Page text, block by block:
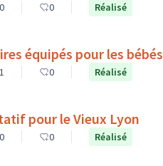
0 0 Réalisé
équipés pour les bébés
1 0 Réalisé
pour le Vieux Lyon
0 0 Réalisé